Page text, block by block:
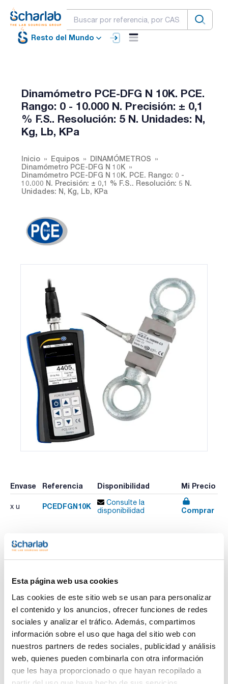
Esta página web usa cookies
Las cookies de este sitio web se usan para personalizar
el contenido y los anuncios, ofrecer funciones de redes
sociales y analizar el tráfico. Además, compartimos
información sobre el uso que haga del sitio web con
nuestros partners de redes sociales, publicidad y análisis
web, quienes pueden combinarla con otra información
que les haya proporcionado o que hayan recopilado a
Resto del Mundo
Dinamómetro PCE-DFG N 10K. PCE.
Rango: 0 - 10.000 N. Precisión: ± 0,1
% F.S.. Resolución: 5 N. Unidades: N,
Kg, Lb, KPa
Inicio Equipos
DINAMÓMETROS
Dinamómetro PCE-DFG N 10K
Dinamómetro PCE-DFG N 10K. PCE. Rango: 0 -
10.000 N. Precisión: ± 0,1 % F.S.. Resolución: 5 N.
Unidades: N, Kg, Lb, KPa
Envase Referencia Disponibilidad Mi Precio
x u PCEDFGN10K
Consulte la
disponibilidad
Comprar
Imprimir ficha de
Rango : 0 - 10.000 N
Resolución : 5 N
Unidades : N, Kg, Lb, KPa
Pack (u.) : 1
Este dinamómetro mide fuerzas de tracción y compresión
con una alta resolución. Se envía con una célula de carga
externa. Según el modelo puede medir hasta 10000 N
(también están disponibles modelos de 1000 N, 2500 N o
5000 N). Las células de carga pueden ser equipadas con
pernos o ganchos con rosca M12, esto permite adaptar
diferentes dispositivos propios usando esa rosca. Dispone
Ver más
Documentación técnica
TDS / Ficha técnica
COA